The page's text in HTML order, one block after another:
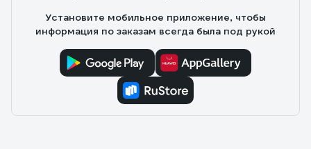
Установите мобильное приложение, чтобы
информация по заказам всегда была под рукой